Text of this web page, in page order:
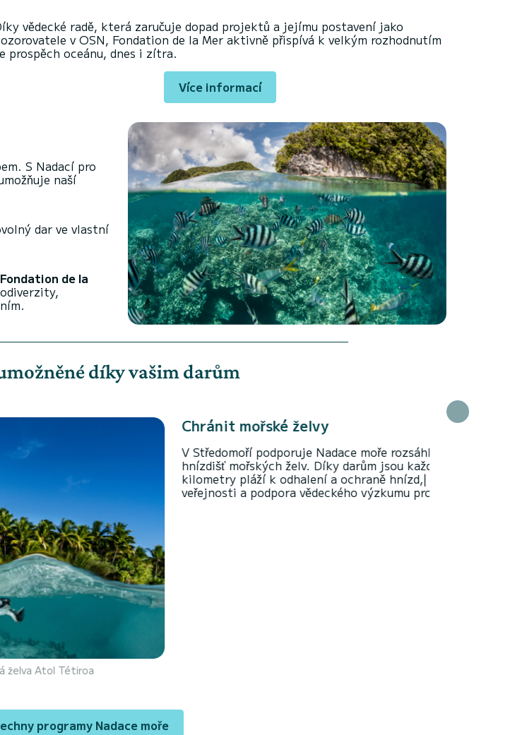
vědecké radě, která zaručuje dopad projektů a jejímu postavení jako
v OSN, Fondation de la Mer aktivně přispívá k velkým rozhodnutím
prospěch oceánu, dnes i zítra.
Více informací
S Nadací pro
naší
dar ve vlastní
de la
díky vašim darům
Chránit mořské želvy
V Středomoří podporuje Nadace moře rozsáhlý program ochrany
hnízdišť mořských želv. Díky darům jsou každý rok sledovány
kilometry pláží k odhalení a ochraně hnízd,| informování
veřejnosti a podpora vědeckého výzkumu pro zachování těch
programy Nadace moře